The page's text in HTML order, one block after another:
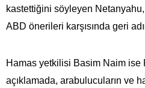
kastettiğini söyleyen
ABD önerileri karşısında geri
Hamas yetkilisi Basim Naim ise
açıklamada, arabulucuların ve